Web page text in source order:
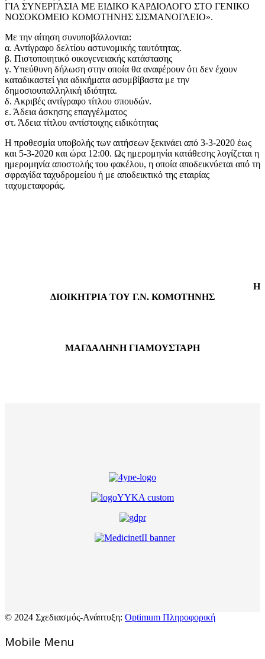
ΓΙΑ ΣΥΝΕΡΓΑΣΙΑ ΜΕ ΕΙΔΙΚΟ ΚΑΡΔΙΟΛΟΓΟ ΣΤΟ ΓΕΝΙΚΟ
ΝΟΣΟΚΟΜΕΙΟ ΚΟΜΟΤΗΝΗΣ ΣΙΣΜΑΝΟΓΛΕΙΟ».
Με την αίτηση συνυποβάλλονται:
α. Αντίγραφο δελτίου αστυνομικής ταυτότητας.
β. Πιστοποιητικό οικογενειακής κατάστασης
γ. Υπεύθυνη δήλωση στην οποία θα αναφέρουν ότι δεν έχουν
καταδικαστεί για αδικήματα ασυμβίβαστα με την
δημοσιουπαλληλική ιδιότητα.
δ. Ακριβές αντίγραφο τίτλου σπουδών.
ε. Άδεια άσκησης επαγγέλματος
στ. Άδεια τίτλου αντίστοιχης ειδικότητας
Η προθεσμία υποβολής των αιτήσεων ξεκινάει από 3-3-2020 έως
και 5-3-2020 και ώρα 12:00. Ως ημερομηνία κατάθεσης λογίζεται η
ημερομηνία αποστολής του φακέλου, η οποία αποδεικνύεται από τη
σφραγίδα ταχυδρομείου ή με αποδεικτικό της εταιρίας
ταχυμεταφοράς.
Η
ΔΙΟΙΚΗΤΡΙΑ ΤΟΥ Γ.Ν. ΚΟΜΟΤΗΝΗΣ
ΜΑΓΔΑΛΗΝΗ ΓΙΑΜΟΥΣΤΑΡΗ
© 2024 Σχεδιασμός-Ανάπτυξη: Optimum Πληροφορική
Mοbile Menu